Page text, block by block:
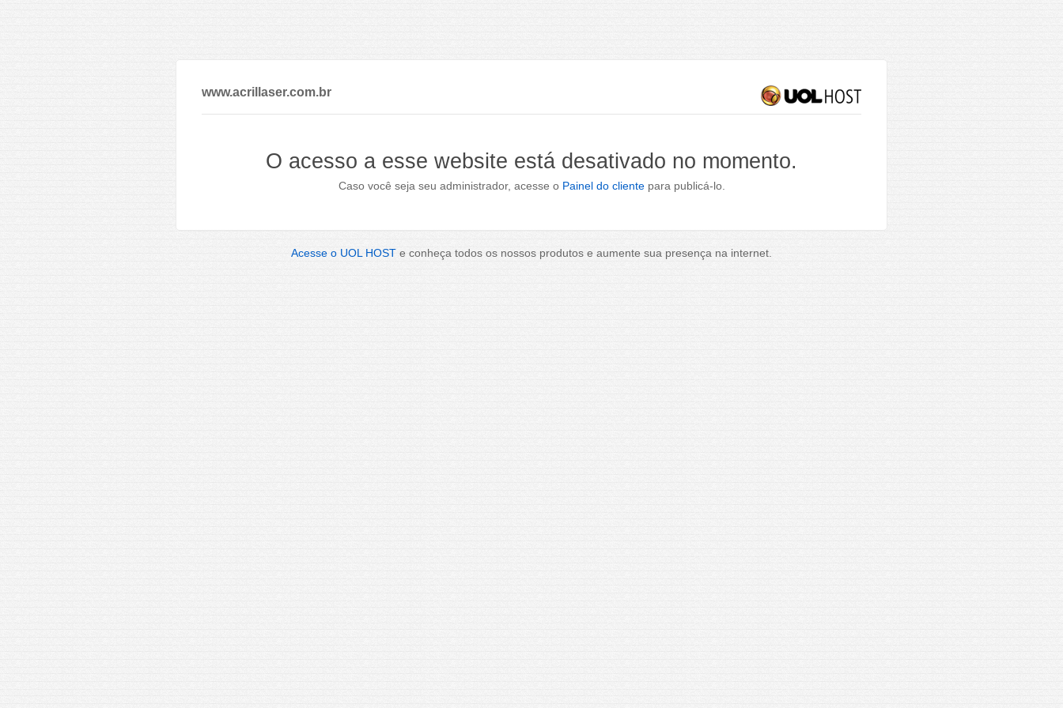
www.acrillaser.com.br
O acesso a esse website está desativado no momento.
Caso você seja seu administrador, acesse o Painel do clientepara publicá-lo.
Acesse o UOL HOST e conheça todos os nossos produtos e aumente sua presença na internet.